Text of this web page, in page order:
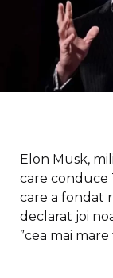
Elon Musk,
care conduce
care a fondat
declarat joi
”cea mai